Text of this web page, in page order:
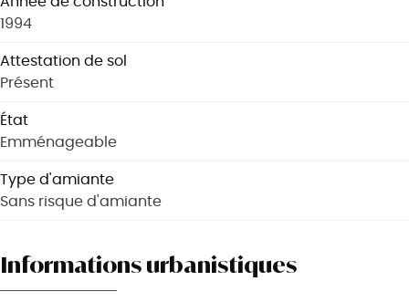
1994
Attestation de sol
Présent
État
Emménageable
Type d'amiante
Sans risque d'amiante
Informations urbanistiques